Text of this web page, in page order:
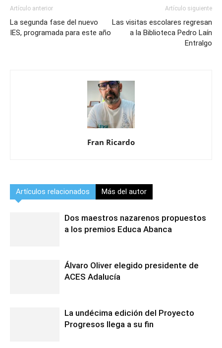
Artículo anterior
La segunda fase del nuevo
IES, programada para este año
Artículo siguiente
Las visitas escolares regresan
a la Biblioteca Pedro Laín
Entralgo
Fran Ricardo
Artículos relacionados Más del autor
Dos maestros nazarenos propuestos
a los premios Educa Abanca
Álvaro Oliver elegido presidente de
ACES Adalucía
La undécima edición del Proyecto
Progresos llega a su fin